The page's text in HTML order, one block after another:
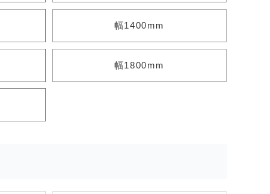
幅1400mm
幅1800mm